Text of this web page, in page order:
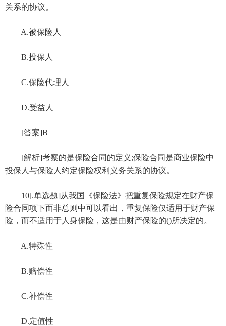
关系的协议。
A.被保险人
B.投保人
C.保险代理人
D.受益人
[答案]B
[解析]考察的是保险合同的定义;保险合同是商业保险中
投保人与保险人约定保险权利义务关系的协议。
10[.单选题]从我国《保险法》把重复保险规定在财产保
险合同项下而非总则中可以看出，重复保险仅适用于财产保
险，而不适用于人身保险，这是由财产保险的()所决定的。
A.特殊性
B.赔偿性
C.补偿性
D.定值性